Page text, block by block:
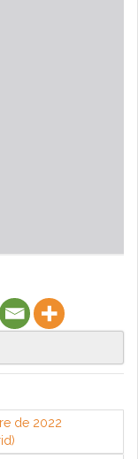
de 2022